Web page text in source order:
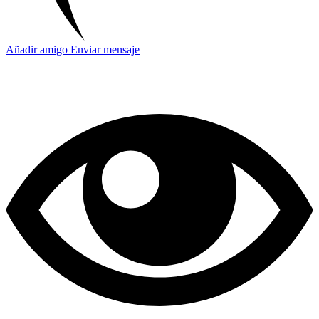
Añadir amigo Enviar mensaje